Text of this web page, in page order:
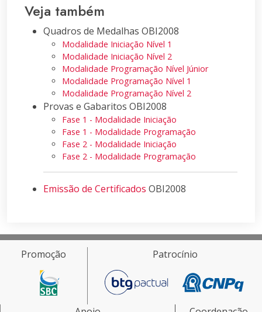
Veja também
Quadros de Medalhas OBI2008
Modalidade Iniciação Nível 1
Modalidade Iniciação Nível 2
Modalidade Programação Nível Júnior
Modalidade Programação Nível 1
Modalidade Programação Nível 2
Provas e Gabaritos OBI2008
Fase 1 - Modalidade Iniciação
Fase 1 - Modalidade Programação
Fase 2 - Modalidade Iniciação
Fase 2 - Modalidade Programação
Emissão de Certificados OBI2008
Promoção Patrocínio